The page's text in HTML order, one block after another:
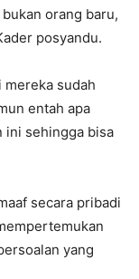
orang baru,
posyandu.
sudah
entah apa
ini sehingga bisa
secara pribadi
yang